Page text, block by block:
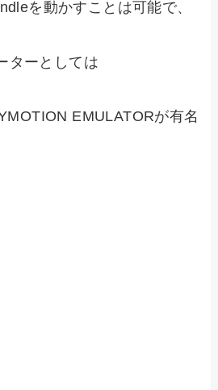
を動かすことは可能で、
ターとしては
EMULATORが有名